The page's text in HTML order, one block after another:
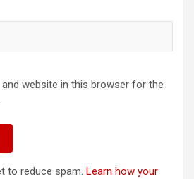
and website in this browser for the
to reduce spam. Learn how your